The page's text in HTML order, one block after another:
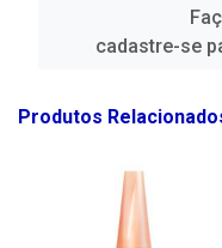
cadastre-se
Produtos